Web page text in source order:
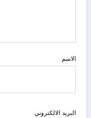
الاسم
البريد الالكتروني